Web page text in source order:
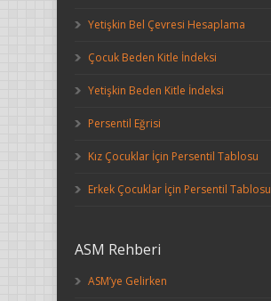
Yetişkin Bel Çevresi Hesaplama
Çocuk Beden Kitle İndeksi
Yetişkin Beden Kitle İndeksi
Persentil Eğrisi
Kız Çocuklar İçin Persentil Tablosu
Erkek Çocuklar İçin Persentil Tablosu
ASM Rehberi
ASM’ye Gelirken